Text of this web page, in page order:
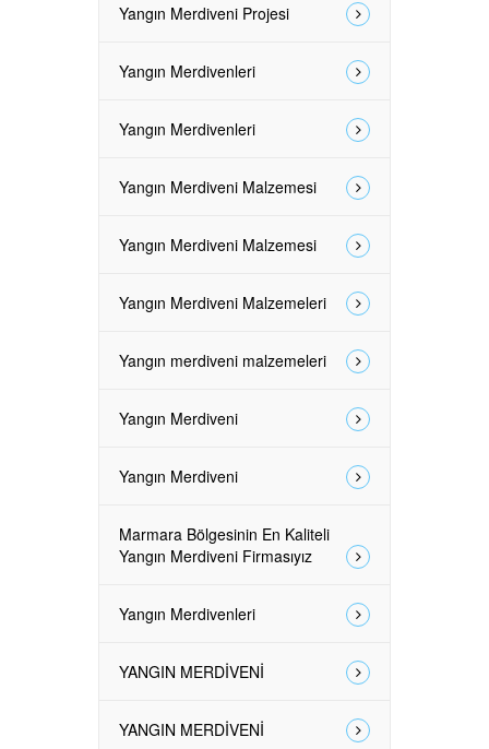
Yangın Merdiveni Projesi
Yangın Merdivenleri
Yangın Merdivenleri
Yangın Merdiveni Malzemesi
Yangın Merdiveni Malzemesi
Yangın Merdiveni Malzemeleri
Yangın merdiveni malzemeleri
Yangın Merdiveni
Yangın Merdiveni
Marmara Bölgesinin En Kaliteli
Yangın Merdiveni Firmasıyız
Yangın Merdivenleri
YANGIN MERDİVENİ
YANGIN MERDİVENİ